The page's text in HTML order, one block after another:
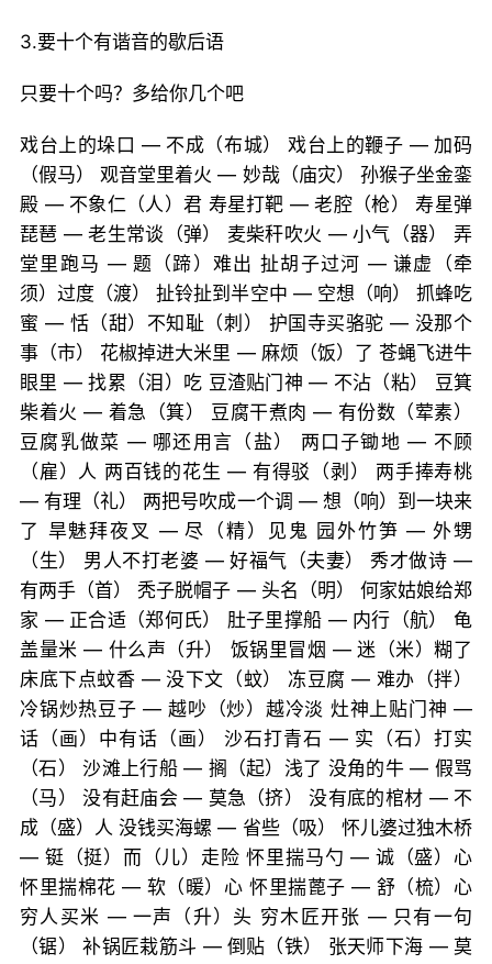
3.要十个有谐音的歇后语
只要十个吗？多给你几个吧
戏台上的垛口 — 不成（布城） 戏台上的鞭子 — 加码
（假马） 观音堂里着火 — 妙哉（庙灾） 孙猴子坐金銮
殿 — 不象仁（人）君 寿星打靶 — 老腔（枪） 寿星弹
琵琶 — 老生常谈（弹） 麦柴秆吹火 — 小气（器） 弄
堂里跑马 — 题（蹄）难出 扯胡子过河 — 谦虚（牵
须）过度（渡） 扯铃扯到半空中 — 空想（响） 抓蜂吃
蜜 — 恬（甜）不知耻（刺） 护国寺买骆驼 — 没那个
事（市） 花椒掉进大米里 — 麻烦（饭）了 苍蝇飞进牛
眼里 — 找累（泪）吃 豆渣贴门神 — 不沾（粘） 豆箕
柴着火 — 着急（箕） 豆腐干煮肉 — 有份数（荤素）
豆腐乳做菜 — 哪还用言（盐） 两口子锄地 — 不顾
（雇）人 两百钱的花生 — 有得驳（剥） 两手捧寿桃
— 有理（礼） 两把号吹成一个调 — 想（响）到一块来
了 旱魅拜夜叉 — 尽（精）见鬼 园外竹笋 — 外甥
（生） 男人不打老婆 — 好福气（夫妻） 秀才做诗 —
有两手（首） 秃子脱帽子 — 头名（明） 何家姑娘给郑
家 — 正合适（郑何氏） 肚子里撑船 — 内行（航） 龟
盖量米 — 什么声（升） 饭锅里冒烟 — 迷（米）糊了
床底下点蚊香 — 没下文（蚊） 冻豆腐 — 难办（拌）
冷锅炒热豆子 — 越吵（炒）越冷淡 灶神上贴门神 —
话（画）中有话（画） 沙石打青石 — 实（石）打实
（石） 沙滩上行船 — 搁（起）浅了 没角的牛 — 假骂
（马） 没有赶庙会 — 莫急（挤） 没有底的棺材 — 不
成（盛）人 没钱买海螺 — 省些（吸） 怀儿婆过独木桥
— 铤（挺）而（儿）走险 怀里揣马勺 — 诚（盛）心
怀里揣棉花 — 软（暖）心 怀里揣蓖子 — 舒（梳）心
穷人买米 — 一声（升）头 穷木匠开张 — 只有一句
（锯） 补锅匠栽筋斗 — 倒贴（铁） 张天师下海 — 莫